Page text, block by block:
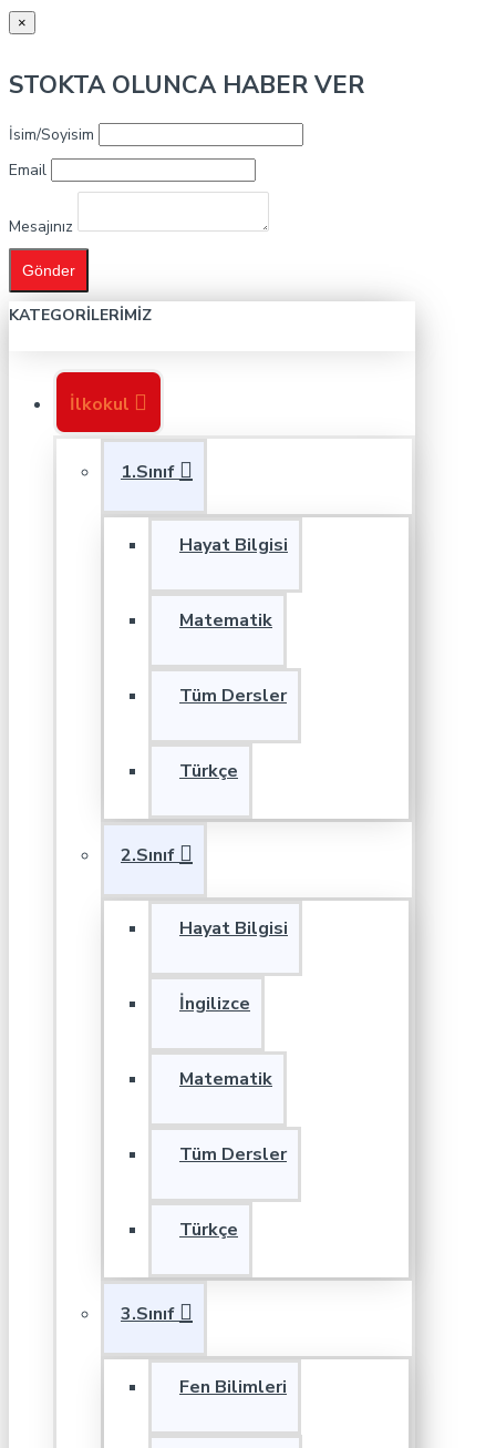
×
STOKTA OLUNCA HABER VER
İsim/Soyisim
Email
Mesajınız
Gönder
KATEGORILERIMIZ
İlkokul
1.Sınıf
Hayat Bilgisi
Matematik
Tüm Dersler
Türkçe
2.Sınıf
Hayat Bilgisi
İngilizce
Matematik
Tüm Dersler
Türkçe
3.Sınıf
Fen Bilimleri